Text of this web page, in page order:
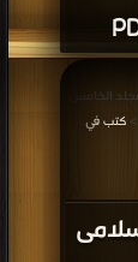
الخامس
كتب في